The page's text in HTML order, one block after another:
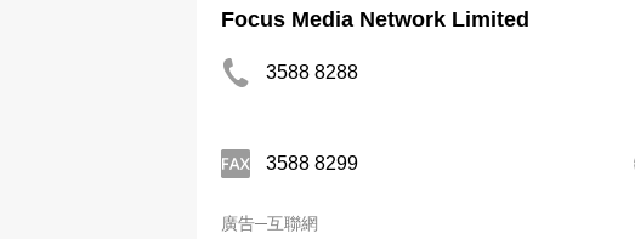
Focus Media Network Limited
3588 8288
3588 8299
廣告─互聯網